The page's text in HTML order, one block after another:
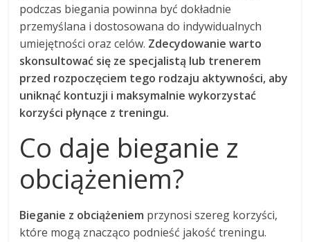
podczas biegania powinna być dokładnie
przemyślana i dostosowana do indywidualnych
umiejętności oraz celów. Zdecydowanie warto
skonsultować się ze specjalistą lub trenerem
przed rozpoczęciem tego rodzaju aktywności, aby
uniknąć kontuzji i maksymalnie wykorzystać
korzyści płynące z treningu.
Co daje bieganie z
obciążeniem?
Bieganie z obciążeniem przynosi szereg korzyści,
które mogą znacząco podnieść jakość treningu.